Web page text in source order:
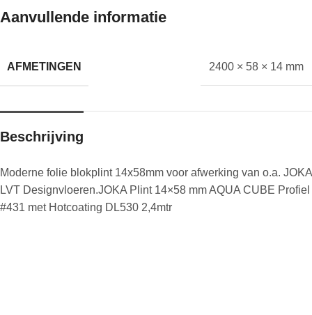
Aanvullende informatie
AFMETINGEN 2400 × 58 × 14 mm
Beschrijving
Moderne folie blokplint 14x58mm voor afwerking van o.a. JOKA
LVT Designvloeren.JOKA Plint 14×58 mm AQUA CUBE Profiel
#431 met Hotcoating DL530 2,4mtr